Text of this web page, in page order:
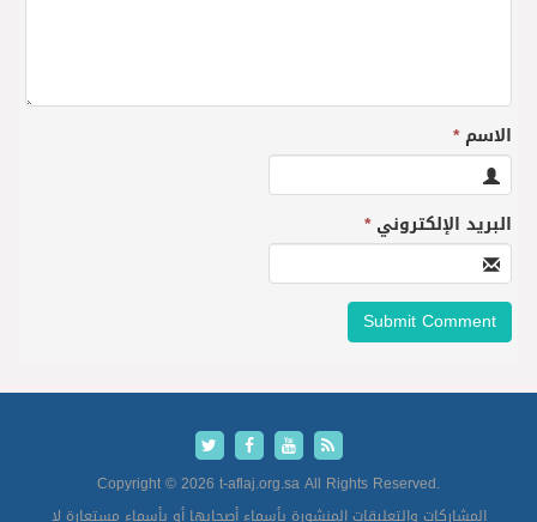
الاسم*
البريد الإلكتروني*
Copyright © 2026 t-aflaj.org.sa All Rights Reserved.
المشاركات والتعليقات المنشورة بأسماء أصحابها أو بأسماء مستعارة لا